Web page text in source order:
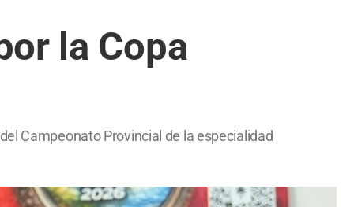
la Copa
Campeonato Provincial de la especialidad